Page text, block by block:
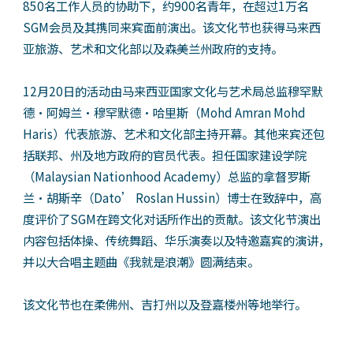
850名工作人员的协助下，约900名青年，在超过1万名
SGM会员及其携同来宾面前演出。该文化节也获得马来西
亚旅游、艺术和文化部以及森美兰州政府的支持。
12月20日的活动由马来西亚国家文化与艺术局总监穆罕默
德・阿姆兰・穆罕默德・哈里斯（Mohd Amran Mohd
Haris）代表旅游、艺术和文化部主持开幕。其他来宾还包
括联邦、州及地方政府的官员代表。担任国家建设学院
（Malaysian Nationhood Academy）总监的拿督罗斯
兰・胡斯辛（Dato’ Roslan Hussin）博士在致辞中，高
度评价了SGM在跨文化对话所作出的贡献。该文化节演出
内容包括体操、传统舞蹈、华乐演奏以及特邀嘉宾的演讲，
并以大合唱主题曲《我就是浪潮》圆满结束。
该文化节也在柔佛州、吉打州以及登嘉楼州等地举行。